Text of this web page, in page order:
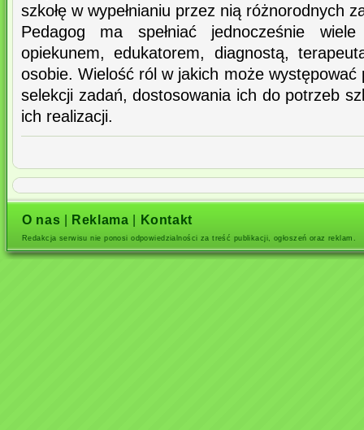
szkołę w wypełnianiu przez nią różnorodnych
Pedagog ma spełniać jednocześnie
opiekunem, edukatorem, diagnostą,
osobie. Wielość ról w jakich może
selekcji zadań, dostosowania ich do potrzeb
ich realizacji.
O nas Reklama Kontakt
Redakcja serwisu nie ponosi odpowiedzialności za treść publikacji, ogłoszeń oraz reklam.